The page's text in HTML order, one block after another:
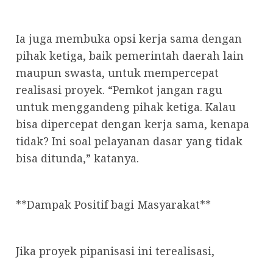
Ia juga membuka opsi kerja sama dengan
pihak ketiga, baik pemerintah daerah lain
maupun swasta, untuk mempercepat
realisasi proyek. “Pemkot jangan ragu
untuk menggandeng pihak ketiga. Kalau
bisa dipercepat dengan kerja sama, kenapa
tidak? Ini soal pelayanan dasar yang tidak
bisa ditunda,” katanya.
**Dampak Positif bagi Masyarakat**
Jika proyek pipanisasi ini terealisasi,